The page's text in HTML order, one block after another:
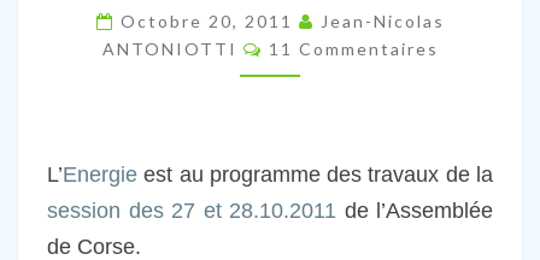
D’ÂNES.
Octobre 20, 2011
Jean-Nicolas
ANTONIOTTI
Commentaires
11 Commentaires
L’Energie est au programme des travaux de la
session des 27 et 28.10.2011 de l’Assemblée
de Corse.